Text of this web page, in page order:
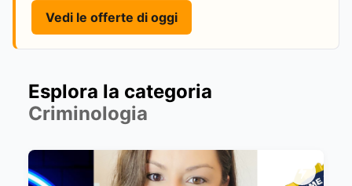
Vedi le offerte di oggi
Esplora la categoria
Criminologia